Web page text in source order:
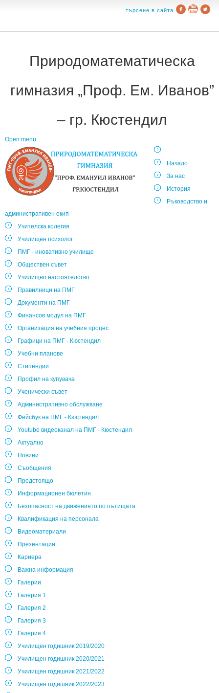
търсене в сайта
Природоматематическа
гимназия „Проф. Ем. Иванов”
– гр. Кюстендил
Open menu
Начало
За нас
История
Ръководство и
административен екип
Учителска колегия
Училищен психолог
ПМГ - иновативно училище
Обществен съвет
Училищно настоятелство
Правилници на ПМГ
Документи на ПМГ
Финансов модул на ПМГ
Организация на учебния процес
Графици на ПМГ - Кюстендил
Учебни планове
Стипендии
Профил на купувача
Ученически съвет
Административно обслужване
Фейсбук на ПМГ - Кюстендил
Youtube видеоканал на ПМГ - Кюстендил
Актуално
Новини
Съобщения
Предстоящо
Информационен бюлетин
Безопасност на движението по пътищата
Квалификация на персонала
Видеоматериали
Презентации
Кариера
Важна информация
Галерии
Галерия 1
Галерия 2
Галерия 3
Галерия 4
Училищен годишник 2019/2020
Училищен годишник 2020/2021
Училищен годишник 2021/2022
Училищен годишник 2022/2023